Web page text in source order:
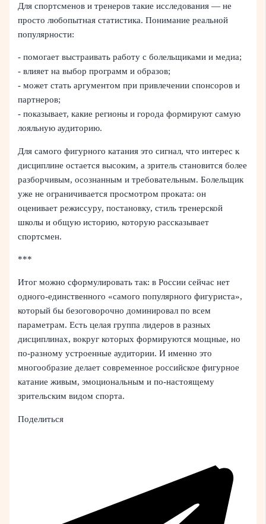
Для спортсменов и тренеров такие исследования — не
просто любопытная статистика. Понимание реальной
популярности:
- помогает выстраивать работу с болельщиками и медиа;
- влияет на выбор программ и образов;
- может стать аргументом при привлечении спонсоров и
партнеров;
- показывает, какие регионы и города формируют самую
лояльную аудиторию.
Для самого фигурного катания это сигнал, что интерес к
дисциплине остается высоким, а зритель становится более
разборчивым, осознанным и требовательным. Болельщик
уже не ограничивается просмотром проката: он
оценивает режиссуру, постановку, стиль тренерской
школы и общую историю, которую рассказывает
спортсмен.
***
Итог можно сформулировать так: в России сейчас нет
одного-единственного «самого популярного фигуриста»,
который бы безоговорочно доминировал по всем
параметрам. Есть целая группа лидеров в разных
дисциплинах, вокруг которых формируются мощные, но
по-разному устроенные аудитории. И именно это
многообразие делает современное российское фигурное
катание живым, эмоциональным и по-настоящему
зрительским видом спорта.
Поделиться